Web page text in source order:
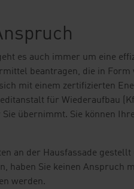
es auch immer um eine
beantragen, die in Form
mit einem zertifizierten
für Wiederaufbau
übernimmt. Sie können
an der Hausfassade
haben Sie keinen Anspruch
werden.